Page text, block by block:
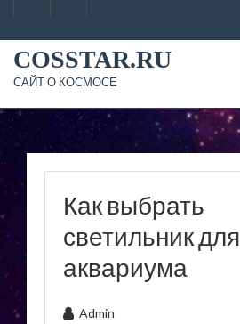
content
COSSTAR.RU
САЙТ О КОСМОСЕ
Как выбрать
светильник для
аквариума
Admin